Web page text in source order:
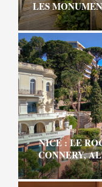
LES
NICE : LE
CONNERY,